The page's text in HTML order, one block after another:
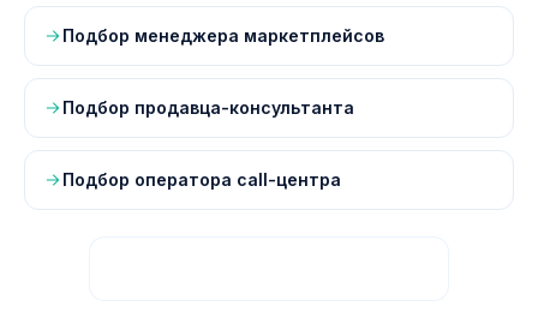
Подбор менеджера маркетплейсов
Подбор продавца-консультанта
Подбор оператора call-центра